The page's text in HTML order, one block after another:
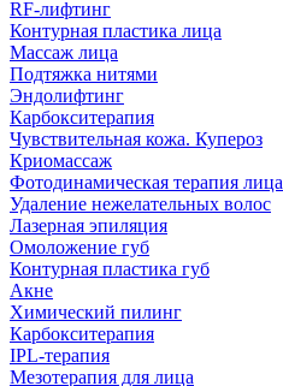
RF-лифтинг
Контурная пластика лица
Массаж лица
Подтяжка нитями
Эндолифтинг
Карбокситерапия
Чувствительная кожа. Купероз
Криомассаж
Фотодинамическая терапия
Удаление нежелательных волос
Лазерная эпиляция
Омоложение губ
Контурная пластика губ
Акне
Химический пилинг
Карбокситерапия
IPL‑терапия
Мезотерапия для лица